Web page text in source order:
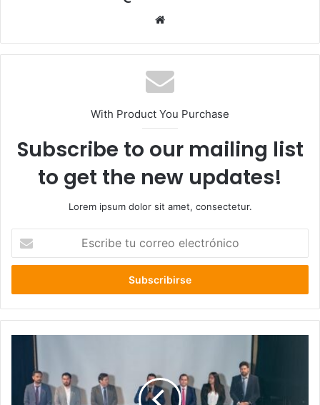
With Product You Purchase
Subscribe to our mailing list
to get the new updates!
Lorem ipsum dolor sit amet, consectetur.
correo
Alcalde
Navarrete
presenta
equipo